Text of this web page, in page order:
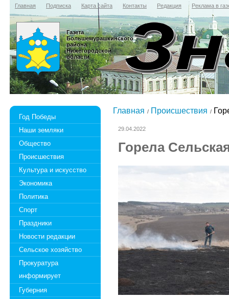
Главная Подписка Карта сайта Контакты Редакция Реклама в
Газета
Большемурашкинского
района
Нижегородской
области
Год Победы
Наши земляки
Общество
Происшествия
Культура и искусство
Экономика
Политика
Спорт
Праздники
Новости редакции
Сельское хозяйство
Прокуратура
информирует
Губерния
Главная Происшествия
29.04.2022
Горела